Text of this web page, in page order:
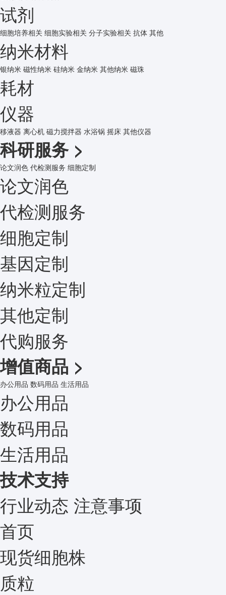
试剂
细胞培养相关 细胞实验相关 分子实验相关 抗体 其他
纳米材料
银纳米 磁性纳米 硅纳米 金纳米 其他纳米 磁珠
耗材
仪器
移液器 离心机 磁力搅拌器 水浴锅 摇床 其他仪器
科研服务 >
论文润色 代检测服务 细胞定制
论文润色
代检测服务
细胞定制
基因定制
纳米粒定制
其他定制
代购服务
增值商品 >
办公用品 数码用品 生活用品
办公用品
数码用品
生活用品
技术支持
行业动态 注意事项
首页
现货细胞株
质粒